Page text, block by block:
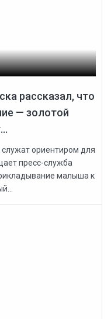
рассказал, что
— золотой
служат ориентиром для
пресс-служба
малыша к